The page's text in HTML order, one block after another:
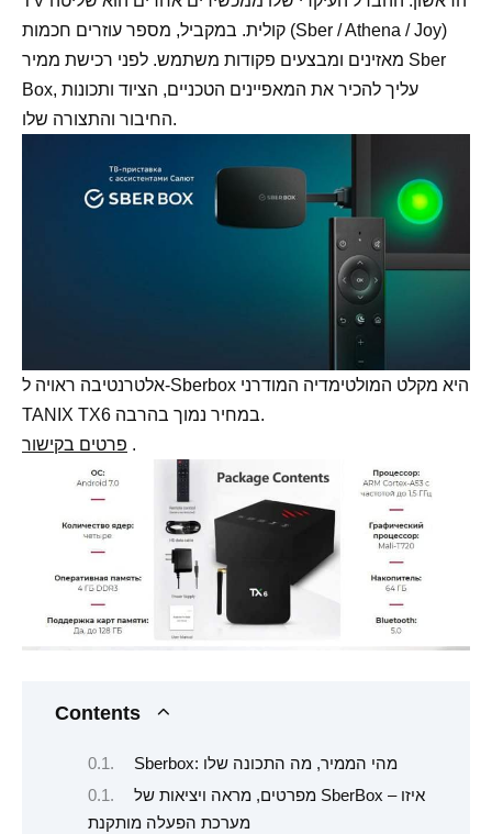
קולית. במקביל, מספר עוזרים חכמות (Sber / Athena / Joy)
מאזינים ומבצעים פקודות משתמש. לפני רכישת ממיר Sber
Box, עליך להכיר את המאפיינים הטכניים, הציוד ותכונות
החיבור והתצורה שלו.
אלטרנטיבה ראויה ל-Sberbox היא מקלט המולטימדיה המודרני
TANIX TX6 במחיר נמוך בהרבה.
פרטים בקישור .
Contents
Sberbox: מהי הממיר, מה התכונה שלו
מפרטים, מראה ויציאות של SberBox – איזו
מערכת הפעלה מותקנת